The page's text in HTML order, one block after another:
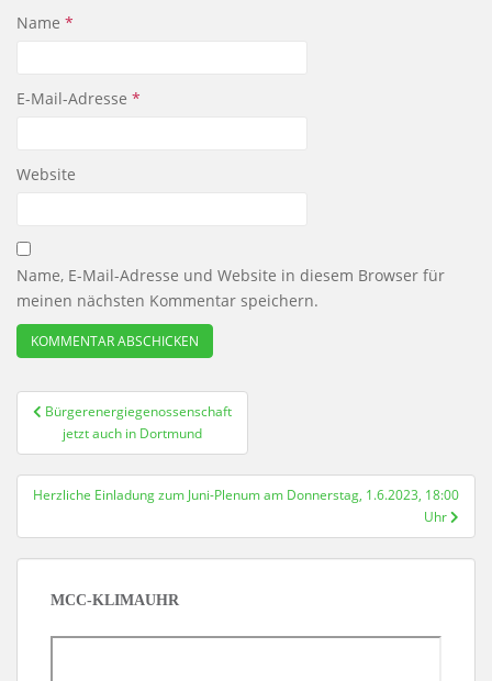
Name *
E-Mail-Adresse *
Website
Name, E-Mail-Adresse und Website in diesem Browser für
meinen nächsten Kommentar speichern.
Beitragsnavigation
Bürgerenergiegenossenschaft
jetzt auch in Dortmund
Herzliche Einladung zum Juni-Plenum am Donnerstag, 1.6.2023, 18:00
Uhr
MCC-KLIMAUHR